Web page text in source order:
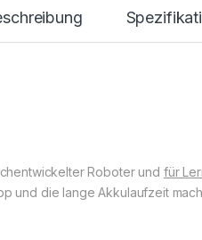
Roboter und für
und die lange Akkulaufzeit